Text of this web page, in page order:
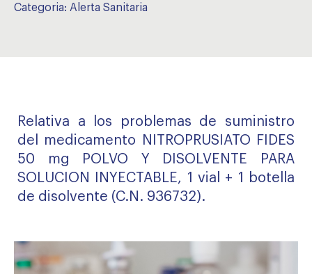
Categoria: Alerta Sanitaria
Relativa a los problemas de suministro
del medicamento NITROPRUSIATO FIDES
50 mg POLVO Y DISOLVENTE PARA
SOLUCION INYECTABLE, 1 vial + 1 botella
de disolvente (C.N. 936732).